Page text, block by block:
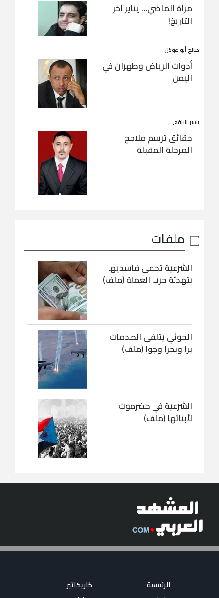
مرآة الماضي… يناير آخر
التاريخ!
صالح أبو عوذل
أدوات الرياض وطهران في
اليمن
ياسر اليافعي
حقائق ترسم ملامح
المرحلة المقبلة
ملفات
الشرعية تحمي فاسديها
بتهدئة حرب العملة (ملف)
الحوثي يتلقى الصدمات
برا وبحرا وجوا (ملف)
الشرعية في حضرموت
لأبنائها (ملف)
الرئيسية
كاريكاتير